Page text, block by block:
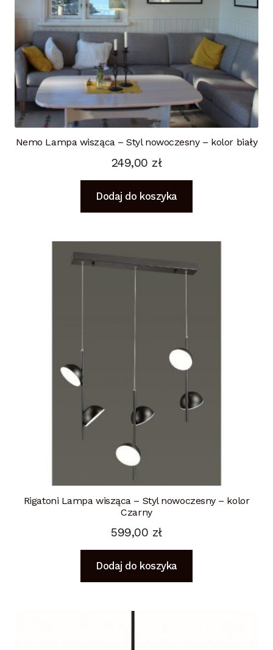
Nemo Lampa wisząca – Styl nowoczesny – kolor biały
249,00 zł
Dodaj do koszyka
Rigatoni Lampa wisząca – Styl nowoczesny – kolor
Czarny
599,00 zł
Dodaj do koszyka